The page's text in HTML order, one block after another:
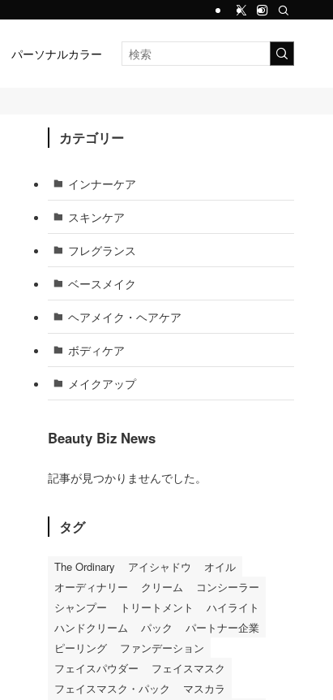
パーソナルカラー
カテゴリー
インナーケア
スキンケア
フレグランス
ベースメイク
ヘアメイク・ヘアケア
ボディケア
メイクアップ
Beauty Biz News
記事が見つかりませんでした。
タグ
The Ordinary アイシャドウ
オイル
オーディナリー
クリーム
コンシーラー
シャンプー
トリートメント
ハイライト
ハンドクリーム
パック
パートナー企業
ピーリング
ファンデーション
フェイスパウダー
フェイスマスク
フェイスマスク・パック
マスカラ